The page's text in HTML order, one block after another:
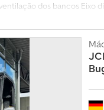
dos bancos Eixo
Preparação para
comprimido vermelha e
e erros
é a constante no
uma proposta através
e pagamento.